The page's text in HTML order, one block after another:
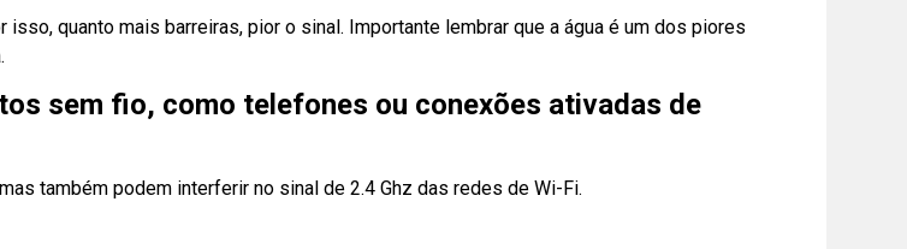
quanto mais barreiras, pior o sinal. Importante lembrar que a água é um dos piores
sem fio, como telefones ou conexões ativadas de
também podem interferir no sinal de 2.4 Ghz das redes de Wi-Fi.